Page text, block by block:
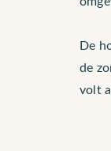
De
de
volt